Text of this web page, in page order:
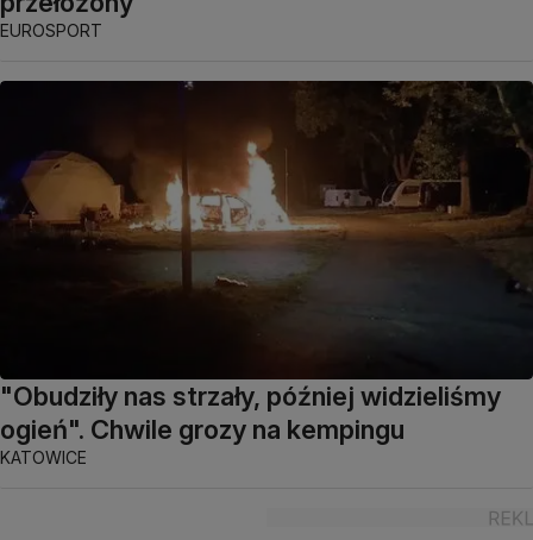
EUROSPORT
"Obudziły nas strzały, później widzieliśmy
ogień". Chwile grozy na kempingu
KATOWICE